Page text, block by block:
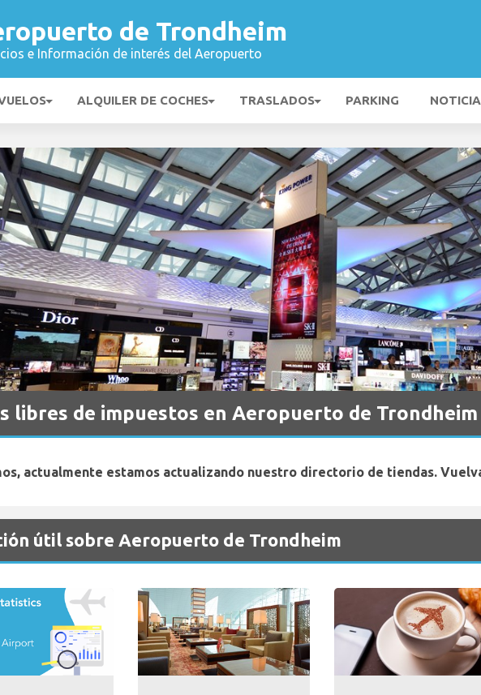
de Trondheim
e Información de interés del Aeropuerto
ALQUILER DE COCHES TRASLADOS PARKING
libres de impuestos en Aeropuerto de Trondheim
actualmente estamos actualizando nuestro directorio de tiendas.
útil sobre Aeropuerto de Trondheim